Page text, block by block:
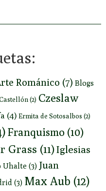
Románico (7) Blogs
(2) Czeslaw
(4) Ermita de Sotosalbos (2)
Franquismo (10)
Grass (11)Iglesias
Uhalte (3) Juan
(3) Max Aub (12)